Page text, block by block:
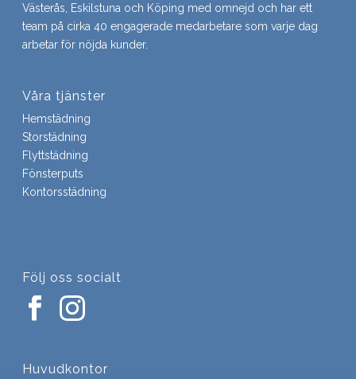
Västerås, Eskilstuna och Köping med omnejd och har ett
team på cirka 40 engagerade medarbetare som varje dag
arbetar för nöjda kunder.
Våra tjänster
Hemstädning
Storstädning
Flyttstädning
Fönsterputs
Kontorsstädning
Följ oss socialt
Huvudkontor